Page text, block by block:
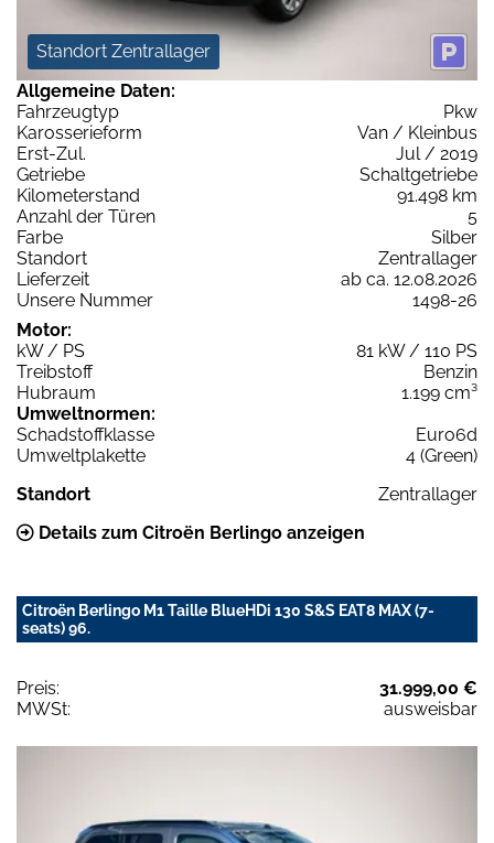
Standort Zentrallager
Allgemeine Daten:
Fahrzeugtyp
Pkw
Karosserieform
Van / Kleinbus
Erst-Zul.
Jul / 2019
Getriebe
Schaltgetriebe
Kilometerstand
91.498 km
Anzahl der Türen
5
Farbe
Silber
Standort
Zentrallager
Lieferzeit
ab ca. 12.08.2026
Unsere Nummer
1498-26
Motor:
kW / PS
81 kW / 110 PS
Treibstoff
Benzin
Hubraum
1.199 cm³
Umweltnormen:
Schadstoffklasse
Euro6d
Umweltplakette
4 (Green)
Standort
Zentrallager
Details zum Citroën Berlingo anzeigen
Citroën Berlingo M1 Taille BlueHDi 130 S&S EAT8 MAX (7-
seats) 96.
Preis:
31.999,00 €
MWSt:
ausweisbar